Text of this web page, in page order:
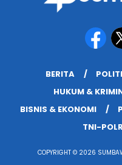
BERITA
HUKUM &
BISNIS & EKONOMI
TNI-
COPYRIGHT © 2026